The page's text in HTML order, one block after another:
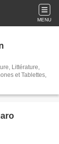
MENU
et Tablettes,